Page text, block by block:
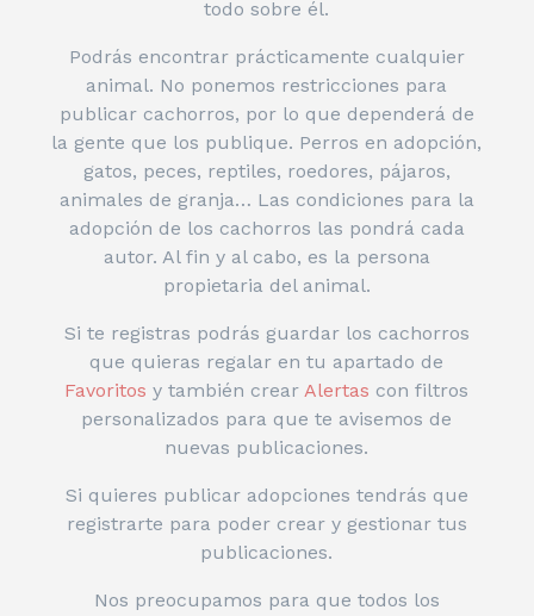
todo sobre él.
Podrás encontrar prácticamente cualquier
animal. No ponemos restricciones para
publicar cachorros, por lo que dependerá de
la gente que los publique. Perros en adopción,
gatos, peces, reptiles, roedores, pájaros,
animales de granja… Las condiciones para la
adopción de los cachorros las pondrá cada
autor. Al fin y al cabo, es la persona
propietaria del animal.
Si te registras podrás guardar los cachorros
que quieras regalar en tu apartado de
Favoritos y también crear Alertas con filtros
personalizados para que te avisemos de
nuevas publicaciones.
Si quieres publicar adopciones tendrás que
registrarte para poder crear y gestionar tus
publicaciones.
Nos preocupamos para que todos los